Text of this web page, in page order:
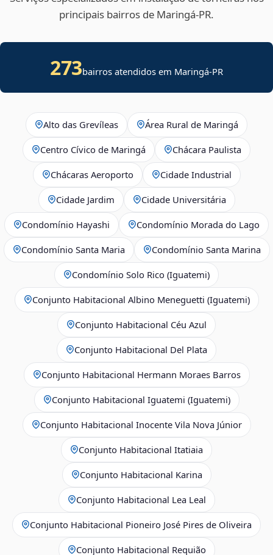
principais bairros de Maringá‑PR.
273bairros atendidos em Maringá-PR
Alto das Grevíleas Área Rural de Maringá
Centro Cívico de Maringá Chácara Paulista
Chácaras Aeroporto Cidade Industrial
Cidade Jardim Cidade Universitária
Condomínio Hayashi Condomínio Morada do Lago
Condomínio Santa Maria Condomínio Santa Marina
Condomínio Solo Rico (Iguatemi)
Conjunto Habitacional Albino Meneguetti (Iguatemi)
Conjunto Habitacional Céu Azul
Conjunto Habitacional Del Plata
Conjunto Habitacional Hermann Moraes Barros
Conjunto Habitacional Iguatemi (Iguatemi)
Conjunto Habitacional Inocente Vila Nova Júnior
Conjunto Habitacional Itatiaia
Conjunto Habitacional Karina
Conjunto Habitacional Lea Leal
Conjunto Habitacional Pioneiro José Pires de Oliveira
Conjunto Habitacional Requião